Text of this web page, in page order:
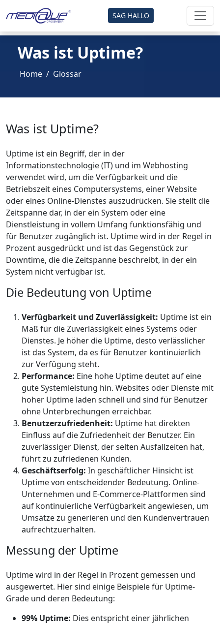
SAG HALLO
Was ist Uptime?
Home Glossar
Was ist Uptime?
Uptime ist ein Begriff, der in der
Informationstechnologie (IT) und im Webhosting
verwendet wird, um die Verfügbarkeit und die
Betriebszeit eines Computersystems, einer Website
oder eines Online-Dienstes auszudrücken. Sie stellt die
Zeitspanne dar, in der ein System oder eine
Dienstleistung in vollem Umfang funktionsfähig und
für Benutzer zugänglich ist. Uptime wird in der Regel in
Prozent ausgedrückt und ist das Gegenstück zur
Downtime, die die Zeitspanne beschreibt, in der ein
System nicht verfügbar ist.
Die Bedeutung von Uptime
Verfügbarkeit und Zuverlässigkeit: Uptime ist ein
Maß für die Zuverlässigkeit eines Systems oder
Dienstes. Je höher die Uptime, desto verlässlicher
ist das System, da es für Benutzer kontinuierlich
zur Verfügung steht.
Performance: Eine hohe Uptime deutet auf eine
gute Systemleistung hin. Websites oder Dienste mit
hoher Uptime laden schnell und sind für Benutzer
ohne Unterbrechungen erreichbar.
Benutzerzufriedenheit: Uptime hat direkten
Einfluss auf die Zufriedenheit der Benutzer. Ein
zuverlässiger Dienst, der selten Ausfallzeiten hat,
führt zu zufriedenen Kunden.
Geschäftserfolg: In geschäftlicher Hinsicht ist
Uptime von entscheidender Bedeutung. Online-
Unternehmen und E-Commerce-Plattformen sind
auf kontinuierliche Verfügbarkeit angewiesen, um
Umsätze zu generieren und den Kundenvertrauen
aufrechtzuerhalten.
Messung der Uptime
Uptime wird in der Regel in Prozent gemessen und
ausgewertet. Hier sind einige Beispiele für Uptime-
Grade und deren Bedeutung:
99% Uptime: Dies entspricht einer jährlichen